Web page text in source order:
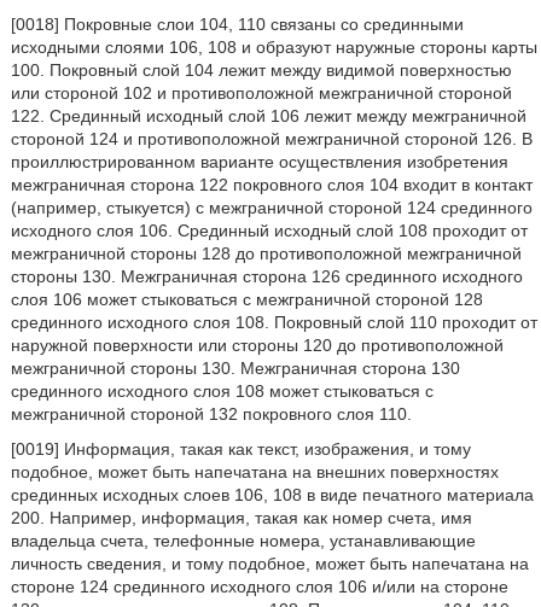
[0018] Покровные слои 104, 110 связаны со срединными
исходными слоями 106, 108 и образуют наружные стороны карты
100. Покровный слой 104 лежит между видимой поверхностью
или стороной 102 и противоположной межграничной стороной
122. Срединный исходный слой 106 лежит между межграничной
стороной 124 и противоположной межграничной стороной 126. В
проиллюстрированном варианте осуществления изобретения
межграничная сторона 122 покровного слоя 104 входит в контакт
(например, стыкуется) с межграничной стороной 124 срединного
исходного слоя 106. Срединный исходный слой 108 проходит от
межграничной стороны 128 до противоположной межграничной
стороны 130. Межграничная сторона 126 срединного исходного
слоя 106 может стыковаться с межграничной стороной 128
срединного исходного слоя 108. Покровный слой 110 проходит от
наружной поверхности или стороны 120 до противоположной
межграничной стороны 130. Межграничная сторона 130
срединного исходного слоя 108 может стыковаться с
межграничной стороной 132 покровного слоя 110.
[0019] Информация, такая как текст, изображения, и тому
подобное, может быть напечатана на внешних поверхностях
срединных исходных слоев 106, 108 в виде печатного материала
200. Например, информация, такая как номер счета, имя
владельца счета, телефонные номера, устанавливающие
личность сведения, и тому подобное, может быть напечатана на
стороне 124 срединного исходного слоя 106 и/или на стороне